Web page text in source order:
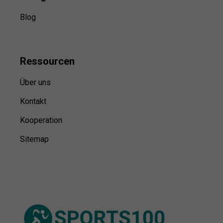
Blog
Ressourcen
Über uns
Kontakt
Kooperation
Sitemap